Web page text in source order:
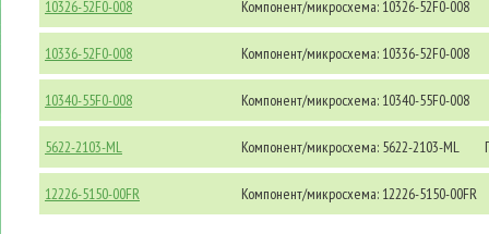
10326-52F0-008 Компонент/микросхема: 10326-52F0-008
10336-52F0-008 Компонент/микросхема: 10336-52F0-008
10340-55F0-008 Компонент/микросхема: 10340-55F0-008
5622-2103-ML Компонент/микросхема: 5622-2103-ML
12226-5150-00FR Компонент/микросхема: 12226-5150-00FR